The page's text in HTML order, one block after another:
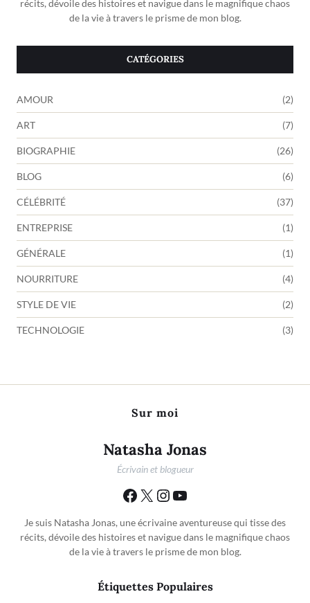
récits, dévoile des histoires et navigue dans le magnifique chaos
de la vie à travers le prisme de mon blog.
CATÉGORIES
AMOUR (2)
ART (7)
BIOGRAPHIE (26)
BLOG (6)
CÉLÉBRITÉ (37)
ENTREPRISE (1)
GÉNÉRALE (1)
NOURRITURE (4)
STYLE DE VIE (2)
TECHNOLOGIE (3)
Sur moi
Natasha Jonas
Écrivain et blogueur
Je suis Natasha Jonas, une écrivaine aventureuse qui tisse des
récits, dévoile des histoires et navigue dans le magnifique chaos
de la vie à travers le prisme de mon blog.
Étiquettes Populaires